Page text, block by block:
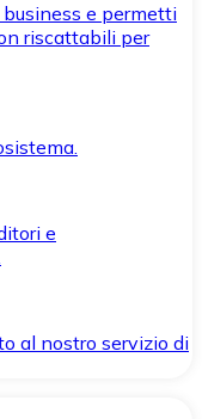
e permetti
riscattabili per
e
al nostro servizio di